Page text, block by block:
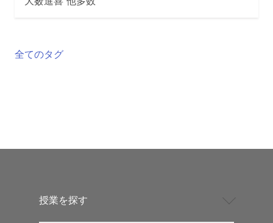
全てのタグ
授業を探す